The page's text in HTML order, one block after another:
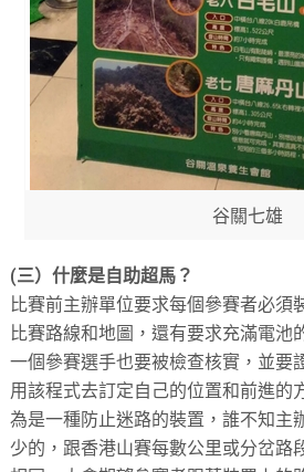
谷關七雄
(三）什麼是自助超馬？
比賽前主辦單位要求每個參賽者必須
比賽路線和地圖，還有要求充滿電池
一個參賽選手也要被檢查核實，並要
用該程式去訂定自己的位置和前進的
為是一種防止迷路的裝置，誰不知主
少的，跟香港山賽每數公里或分岔路